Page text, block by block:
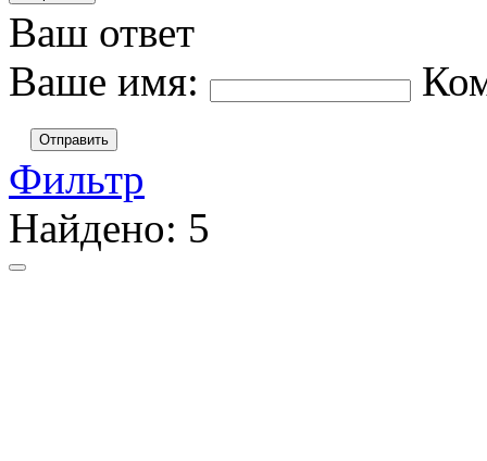
Ваш ответ
Ваше имя:
Отправить
Фильтр
Найдено: 5